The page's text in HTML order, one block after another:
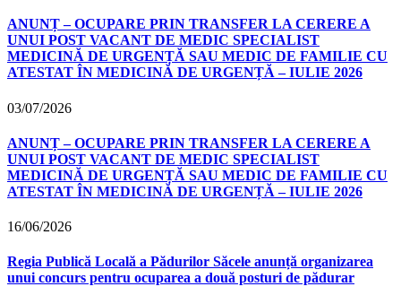
ANUNȚ – OCUPARE PRIN TRANSFER LA CERERE A
UNUI POST VACANT DE MEDIC SPECIALIST
MEDICINĂ DE URGENȚĂ SAU MEDIC DE FAMILIE CU
ATESTAT ÎN MEDICINĂ DE URGENȚĂ – IULIE 2026
03/07/2026
ANUNȚ – OCUPARE PRIN TRANSFER LA CERERE A
UNUI POST VACANT DE MEDIC SPECIALIST
MEDICINĂ DE URGENȚĂ SAU MEDIC DE FAMILIE CU
ATESTAT ÎN MEDICINĂ DE URGENȚĂ – IULIE 2026
16/06/2026
Regia Publică Locală a Pădurilor Săcele anunță organizarea
unui concurs pentru ocuparea a două posturi de pădurar